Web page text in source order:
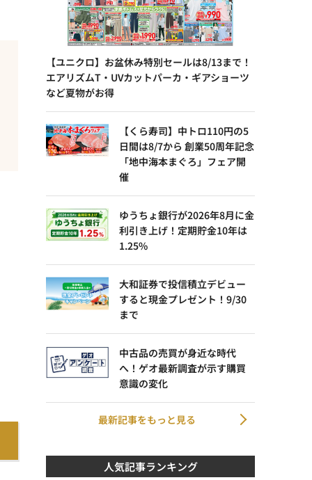
【ユニクロ】お盆休み特別セールは8/13まで！
エアリズムT・UVカットパーカ・ギアショーツ
など夏物がお得
【くら寿司】中トロ110円の5
日間は8/7から 創業50周年記念
「地中海本まぐろ」フェア開
催
ゆうちょ銀行が2026年8月に金
利引き上げ！定期貯金10年は
1.25%
大和証券で投信積立デビュー
すると現金プレゼント！9/30
まで
中古品の売買が身近な時代
へ！ゲオ最新調査が示す購買
意識の変化
最新記事をもっと見る
人気記事ランキング